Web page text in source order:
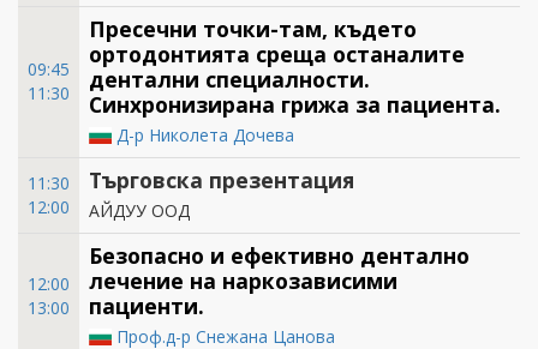
09:45
11:30
Пресечни точки-там, където
ортодонтията среща останалите
дентални специалности.
Синхронизирана грижа за пациента.
Д-р Николета Дочева
11:30
12:00
Търговска презентация
АЙДУУ ООД
12:00
13:00
Безопасно и ефективно дентално
лечение на наркозависими
пациенти.
Проф.д-р Снежана Цанова